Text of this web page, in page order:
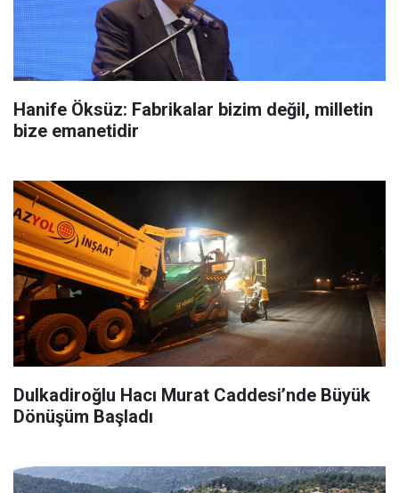
Hanife Öksüz: Fabrikalar bizim değil, milletin
bize emanetidir
Dulkadiroğlu Hacı Murat Caddesi’nde Büyük
Dönüşüm Başladı